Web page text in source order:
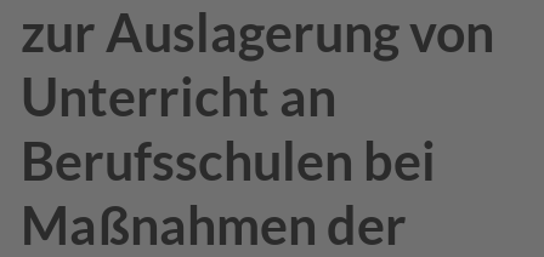
zur Auslagerung von
Unterricht an
Berufsschulen bei
Maßnahmen der